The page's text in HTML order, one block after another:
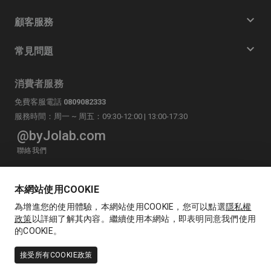
顧客服務
常見問題
消費者服務
免費客服電話 0809082333
服務時間：周一 ~ 周五：09:30-12:00 | 13:00-17:30
@byJolab.com
聯絡我們
LINE
byJolab官方帳號
Copyright © 佐見啦生技股份有限公司(統編: 53589823)版權所有，轉載必
究 本站委由柏金法律事務所
本網站使用COOKIE
為增進您的使用體驗，本網站使用COOKIE，您可以點選隱私權
政策以詳細了解其內容。繼續使用本網站，即表明同意我們使用
的COOKIE。
接受所有COOKIE政策